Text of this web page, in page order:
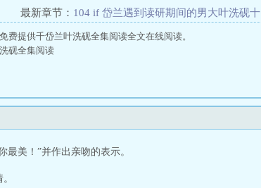
最新章节： 104 if 岱兰遇到读研期间的男大叶洗砚十
提供千岱兰叶洗砚全集阅读全文在线阅读。
砚全集阅读
美！”并作出亲吻的表示。